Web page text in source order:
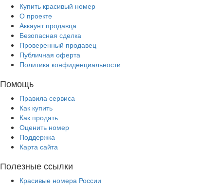
Купить красивый номер
О проекте
Аккаунт продавца
Безопасная сделка
Проверенный продавец
Публичная оферта
Политика конфиденциальности
Помощь
Правила сервиса
Как купить
Как продать
Оценить номер
Поддержка
Карта сайта
Полезные ссылки
Красивые номера России